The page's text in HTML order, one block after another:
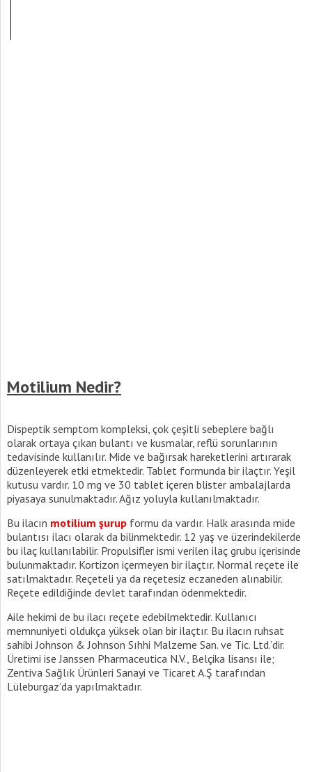
Motilium Nedir?
Dispeptik semptom kompleksi, çok çeşitli sebeplere bağlı
olarak ortaya çıkan bulantı ve kusmalar, reflü sorunlarının
tedavisinde kullanılır. Mide ve bağırsak hareketlerini artırarak
düzenleyerek etki etmektedir. Tablet formunda bir ilaçtır. Yeşil
kutusu vardır. 10 mg ve 30 tablet içeren blister ambalajlarda
piyasaya sunulmaktadır. Ağız yoluyla kullanılmaktadır.
Bu ilacın motilium şurup formu da vardır. Halk arasında mide
bulantısı ilacı olarak da bilinmektedir. 12 yaş ve üzerindekilerde
bu ilaç kullanılabilir. Propulsifler ismi verilen ilaç grubu içerisinde
bulunmaktadır. Kortizon içermeyen bir ilaçtır. Normal reçete ile
satılmaktadır. Reçeteli ya da reçetesiz eczaneden alınabilir.
Reçete edildiğinde devlet tarafından ödenmektedir.
Aile hekimi de bu ilacı reçete edebilmektedir. Kullanıcı
memnuniyeti oldukça yüksek olan bir ilaçtır. Bu ilacın ruhsat
sahibi Johnson & Johnson Sıhhi Malzeme San. ve Tic. Ltd.’dir.
Üretimi ise Janssen Pharmaceutica N.V., Belçika lisansı ile;
Zentiva Sağlık Ürünleri Sanayi ve Ticaret A.Ş tarafından
Lüleburgaz’da yapılmaktadır.